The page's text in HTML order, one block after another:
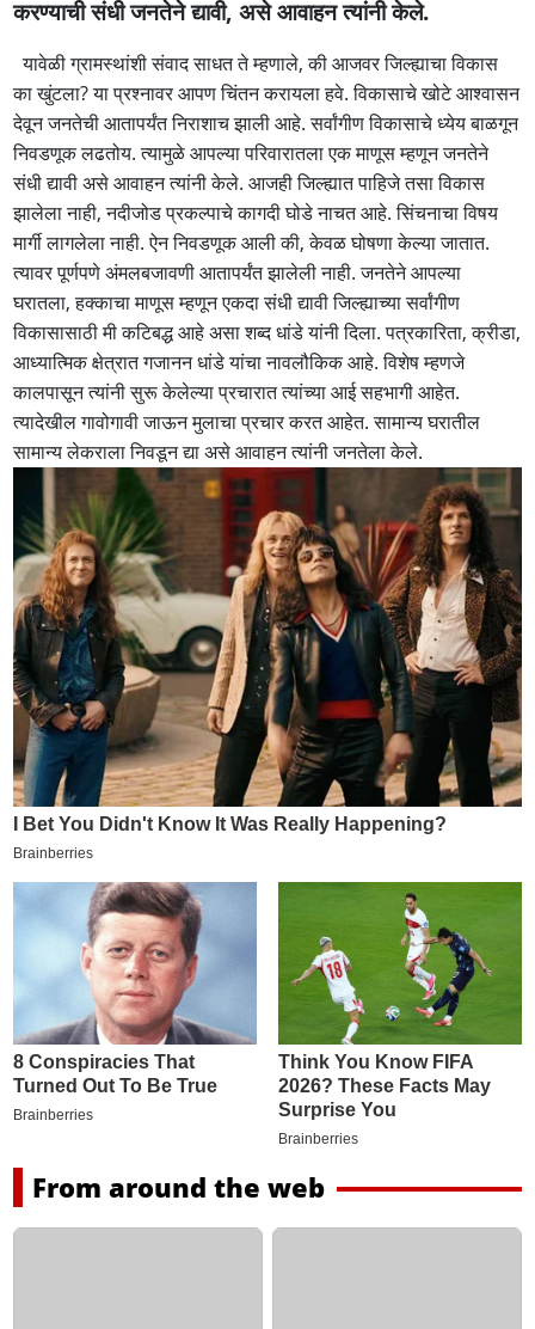
करण्याची संधी जनतेने द्यावी, असे आवाहन त्यांनी केले.
यावेळी ग्रामस्थांशी संवाद साधत ते म्हणाले, की आजवर जिल्ह्याचा विकास
का खुंटला? या प्रश्नावर आपण चिंतन करायला हवे. विकासाचे खोटे आश्वासन
देवून जनतेची आतापर्यंत निराशाच झाली आहे. सर्वांगीण विकासाचे ध्येय बाळगून
निवडणूक लढतोय. त्यामुळे आपल्या परिवारातला एक माणूस म्हणून जनतेने
संधी द्यावी असे आवाहन त्यांनी केले. आजही जिल्ह्यात पाहिजे तसा विकास
झालेला नाही, नदीजोड प्रकल्पाचे कागदी घोडे नाचत आहे. सिंचनाचा विषय
मार्गी लागलेला नाही. ऐन निवडणूक आली की, केवळ घोषणा केल्या जातात.
त्यावर पूर्णपणे अंमलबजावणी आतापर्यंत झालेली नाही. जनतेने आपल्या
घरातला, हक्काचा माणूस म्हणून एकदा संधी द्यावी जिल्ह्याच्या सर्वांगीण
विकासासाठी मी कटिबद्ध आहे असा शब्द धांडे यांनी दिला. पत्रकारिता, क्रीडा,
आध्यात्मिक क्षेत्रात गजानन धांडे यांचा नावलौकिक आहे. विशेष म्हणजे
कालपासून त्यांनी सुरू केलेल्या प्रचारात त्यांच्या आई सहभागी आहेत.
त्यादेखील गावोगावी जाऊन मुलाचा प्रचार करत आहेत. सामान्य घरातील
सामान्य लेकराला निवडून द्या असे आवाहन त्यांनी जनतेला केले.
From around the web